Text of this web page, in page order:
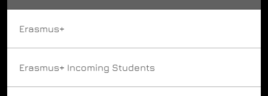
Erasmus+
Erasmus+ Incoming Students